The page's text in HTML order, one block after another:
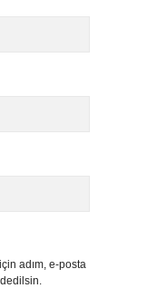
adım, e-posta